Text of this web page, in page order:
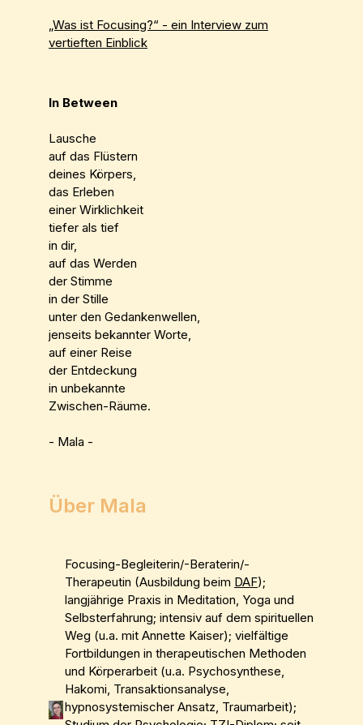
„Was ist Focusing?“ - ein Interview zum
vertieften Einblick
In Between
Lausche
auf das Flüstern
deines Körpers,
das Erleben
einer Wirklichkeit
tiefer als tief
in dir,
auf das Werden
der Stimme
in der Stille
unter den Gedankenwellen,
jenseits bekannter Worte,
auf einer Reise
der Entdeckung
in unbekannte
Zwischen-Räume.
- Mala -
Über Mala
Focusing-Begleiterin/-Beraterin/-
Therapeutin (Ausbildung beim DAF);
langjährige Praxis in Meditation, Yoga und
Selbsterfahrung; intensiv auf dem spirituellen
Weg (u.a. mit Annette Kaiser); vielfältige
Fortbildungen in therapeutischen Methoden
und Körperarbeit (u.a. Psychosynthese,
Hakomi, Transaktionsanalyse,
hypnosystemischer Ansatz, Traumarbeit);